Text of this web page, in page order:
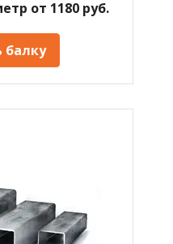
от 1180 руб.
балку